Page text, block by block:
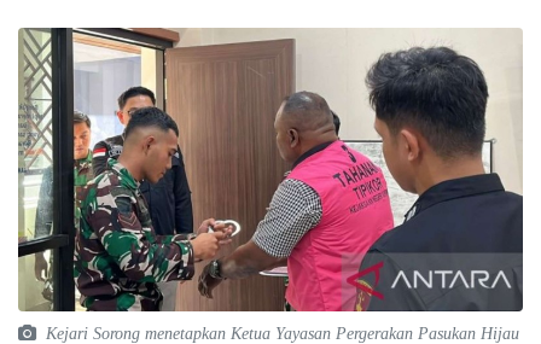
Kejari Sorong menetapkan Ketua Yayasan Pergerakan Pasukan Hijau